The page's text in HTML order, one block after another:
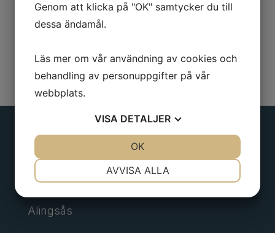
Adress
Alingsås
Genom att klicka på "OK" samtycker du till
dessa ändamål.
Läs mer om vår användning av cookies och
behandling av personuppgifter på vår
webbplats.
VISA DETALJER
MARKNADSFÖRING
AVVISA ALLA
OK